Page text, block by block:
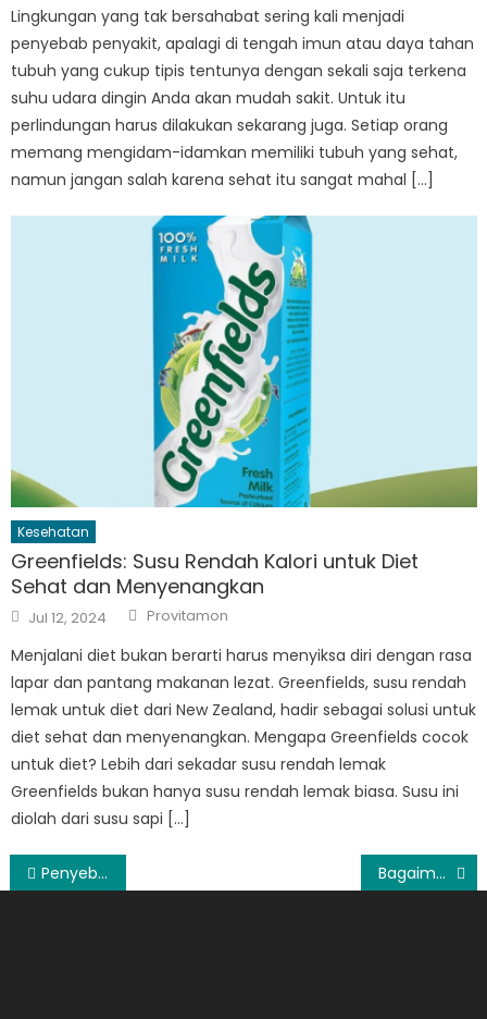
Lingkungan yang tak bersahabat sering kali menjadi
penyebab penyakit, apalagi di tengah imun atau daya tahan
tubuh yang cukup tipis tentunya dengan sekali saja terkena
suhu udara dingin Anda akan mudah sakit. Untuk itu
perlindungan harus dilakukan sekarang juga. Setiap orang
memang mengidam-idamkan memiliki tubuh yang sehat,
namun jangan salah karena sehat itu sangat mahal […]
Kesehatan
Greenfields: Susu Rendah Kalori untuk Diet
Sehat dan Menyenangkan
Posted
on
Jul 12, 2024 Author
Provitamon
Menjalani diet bukan berarti harus menyiksa diri dengan rasa
lapar dan pantang makanan lezat. Greenfields, susu rendah
lemak untuk diet dari New Zealand, hadir sebagai solusi untuk
diet sehat dan menyenangkan. Mengapa Greenfields cocok
untuk diet? Lebih dari sekadar susu rendah lemak
Greenfields bukan hanya susu rendah lemak biasa. Susu ini
diolah dari susu sapi […]
Post
Penyebab Timbulnya dan Cara Perawatan Penyakit Kanker Payudara Bagaimana Cara Izin Payment Gateway Dari Faspay